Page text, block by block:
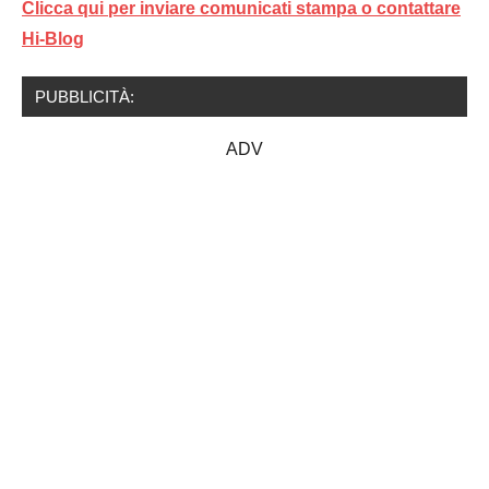
Clicca qui per inviare comunicati stampa o contattare
Hi-Blog
PUBBLICITÀ:
ADV